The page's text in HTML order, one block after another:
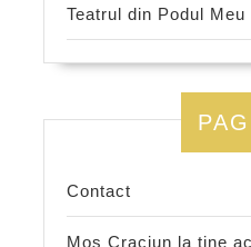
Teatrul din Podul Meu
Contact
Mos Craciun la tine